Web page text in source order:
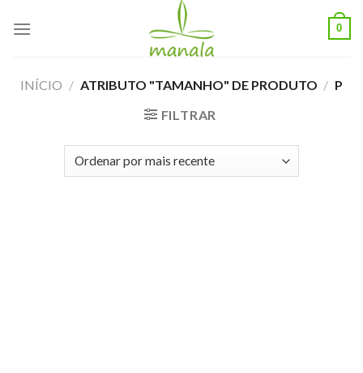
0
INÍCIO / ATRIBUTO "TAMANHO" DE PRODUTO / P
FILTRAR